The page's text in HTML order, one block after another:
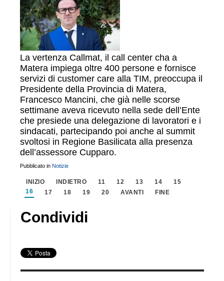
La vertenza Callmat, il call center cha a
Matera impiega oltre 400 persone e fornisce
servizi di customer care alla TIM, preoccupa il
Presidente della Provincia di Matera,
Francesco Mancini, che già nelle scorse
settimane aveva ricevuto nella sede dell’Ente
che presiede una delegazione di lavoratori e i
sindacati, partecipando poi anche al summit
svoltosi in Regione Basilicata alla presenza
dell’assessore Cupparo.
Pubblicato in Notizie
INIZIO INDIETRO 11 12 13 14
15
16
17 18 19 20 AVANTI FINE
Condividi